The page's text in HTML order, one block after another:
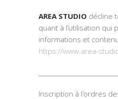
AREA STUDIO décline
quant à l’utilisation
informations et
https://www.area-
Inscription à l’ordres